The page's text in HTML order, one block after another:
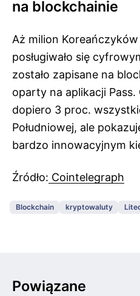
na blockchainie
Aż milion
posługiwało się
zostało zapisane na
oparty na aplikacji
dopiero 3 proc.
Południowej, ale
bardzo innowacyjnym
Źródło: Cointelegraph
Blockchain kryptowaluty
Powiązane